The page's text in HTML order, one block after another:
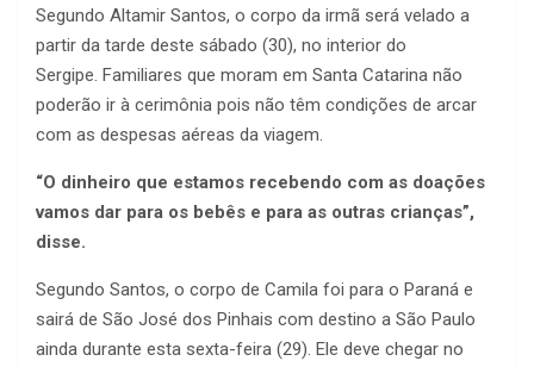
Segundo Altamir Santos, o corpo da irmã será velado a
partir da tarde deste sábado (30), no interior do
Sergipe. Familiares que moram em Santa Catarina não
poderão ir à cerimônia pois não têm condições de arcar
com as despesas aéreas da viagem.
“O dinheiro que estamos recebendo com as doações
vamos dar para os bebês e para as outras crianças”,
disse.
Segundo Santos, o corpo de Camila foi para o Paraná e
sairá de São José dos Pinhais com destino a São Paulo
ainda durante esta sexta-feira (29). Ele deve chegar no